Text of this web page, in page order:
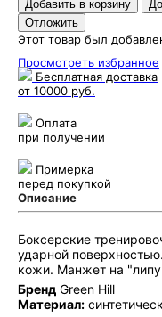
Этот товар был
Просмотреть избранное
Бесплатная доставка
от 10000 руб.
Оплата
при получении
Примерка
перед покупкой
Описание
Боксерские
ударной
кожи. Манжет на
Бренд Green Hill
Материал: